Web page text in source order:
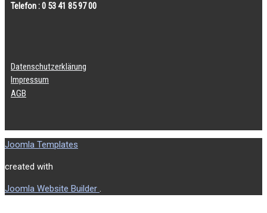
Telefon : 0 53 41 85 97 00
Datenschutzerklärung
Impressum
AGB
Joomla Templates
created with
Joomla Website Builder .